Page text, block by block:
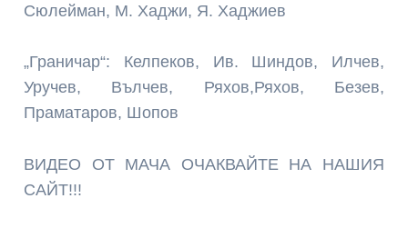
Сюлейман, М. Хаджи, Я. Хаджиев
„Граничар“: Келпеков, Ив. Шиндов, Илчев,
Уручев, Вълчев, Ряхов,Ряхов, Безев,
Праматаров, Шопов
ВИДЕО ОТ МАЧА ОЧАКВАЙТЕ НА НАШИЯ
САЙТ!!!